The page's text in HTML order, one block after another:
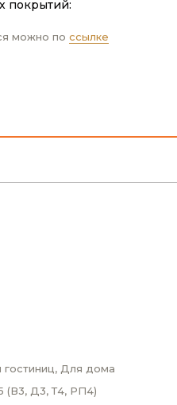
покрытий:
можно по ссылке
Для дома
(В3, Д3, Т4, РП4)